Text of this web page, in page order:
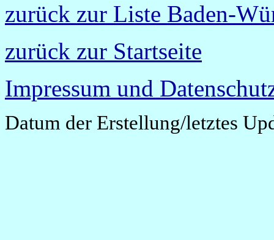
zurück zur Liste Baden-
zurück zur Startseite
Impressum und
Datum der Erstellung/letztes